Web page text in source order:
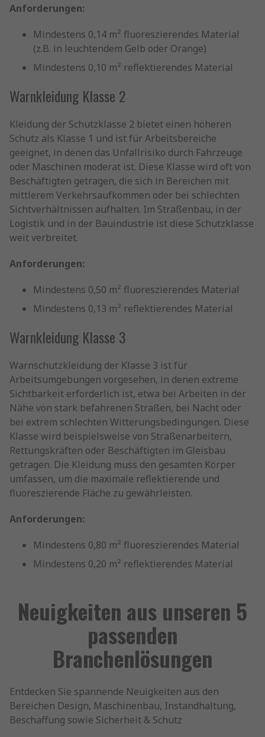
Anforderungen:
Mindestens 0,14 m² fluoreszierendes Material
(z.B. in leuchtendem Gelb oder Orange)
Mindestens 0,10 m² reflektierendes Material
Warnkleidung Klasse 2
Kleidung der Schutzklasse 2 bietet einen höheren
Schutz als Klasse 1 und ist für Arbeitsbereiche
geeignet, in denen das Unfallrisiko durch Fahrzeuge
oder Maschinen moderat ist. Diese Klasse wird oft von
Beschäftigten getragen, die sich in Bereichen mit
mittlerem Verkehrsaufkommen oder bei schlechten
Sichtverhältnissen aufhalten. Im Straßenbau, in der
Logistik und in der Bauindustrie ist diese Schutzklasse
weit verbreitet.
Anforderungen:
Mindestens 0,50 m² fluoreszierendes Material
Mindestens 0,13 m² reflektierendes Material
Warnkleidung Klasse 3
Warnschutzkleidung der Klasse 3 ist für
Arbeitsumgebungen vorgesehen, in denen extreme
Sichtbarkeit erforderlich ist, etwa bei Arbeiten in der
Nähe von stark befahrenen Straßen, bei Nacht oder
bei extrem schlechten Witterungsbedingungen. Diese
Klasse wird beispielsweise von Straßenarbeitern,
Rettungskräften oder Beschäftigten im Gleisbau
getragen. Die Kleidung muss den gesamten Körper
umfassen, um die maximale reflektierende und
fluoreszierende Fläche zu gewährleisten.
Anforderungen:
Mindestens 0,80 m² fluoreszierendes Material
Mindestens 0,20 m² reflektierendes Material
Neuigkeiten aus unseren 5
passenden
Branchenlösungen
Entdecken Sie spannende Neuigkeiten aus den
Bereichen Design, Maschinenbau, Instandhaltung,
Beschaffung sowie Sicherheit & Schutz